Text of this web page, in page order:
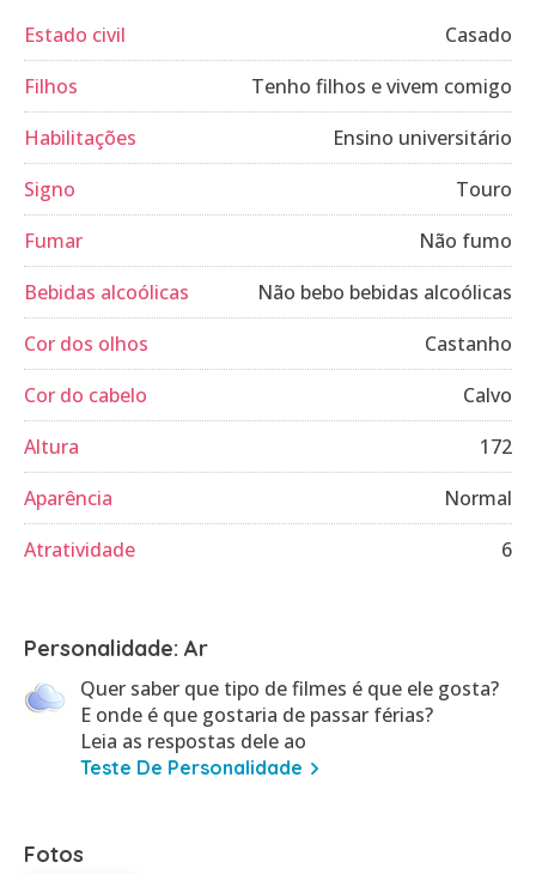
Estado civil
Casado
Filhos
Tenho filhos e vivem comigo
Habilitações
Ensino universitário
Signo
Touro
Fumar
Não fumo
Bebidas alcoólicas
Não bebo bebidas alcoólicas
Cor dos olhos
Castanho
Cor do cabelo
Calvo
Altura
172
Aparência
Normal
Atratividade
6
Personalidade: Ar
Quer saber que tipo de filmes é que ele gosta?
E onde é que gostaria de passar férias?
Leia as respostas dele ao
Teste De Personalidade
Fotos